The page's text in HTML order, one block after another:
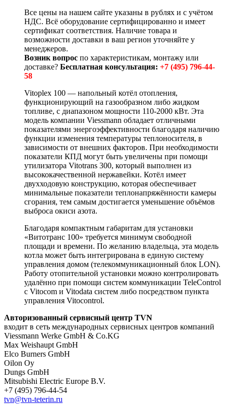
Все цены на нашем сайте указаны в рублях и с учётом
НДС. Всё оборудование сертифицированно и имеет
сертификат соответствия. Наличие товара и
возможности доставки в ваш регион уточняйте у
менеджеров.
Возник вопрос по характеристикам, монтажу или
доставке? Бесплатная консультация: +7 (495) 796-44-
58
Vitoplex 100 — напольный котёл отопления,
функционирующий на газообразном либо жидком
топливе, с диапазоном мощности 110-2000 кВт. Эта
модель компании Viessmann обладает отличными
показателями энергоэффективности благодаря наличию
функции изменения температуры теплоносителя, в
зависимости от внешних факторов. При необходимости
показатели КПД могут быть увеличены при помощи
утилизатора Vitotrans 300, который выполнен из
высококачественной нержавейки. Котёл имеет
двухходовую конструкцию, которая обеспечивает
минимальные показатели теплонапряжённости камеры
сгорания, тем самым достигается уменьшение объёмов
выброса окиси азота.
Благодаря компактным габаритам для установки
«Витотранс 100» требуется минимум свободной
площади и времени. По желанию владельца, эта модель
котла может быть интегрирована в единую систему
управления домом (телекоммуникационный блок LON).
Работу отопительной установки можно контролировать
удалённо при помощи систем коммуникации TeleControl
с Vitocom и Vitodata систем либо посредством пункта
управления Vitocontrol.
Авторизованный сервисный центр TVN
входит в сеть международных сервисных центров компаний
Viessmann Werke GmbH & Co.KG
Max Weishaupt GmbH
Elco Burners GmbH
Oilon Oy
Dungs GmbH
Mitsubishi Electric Europe B.V.
+7 (495) 796-44-54
tvn@tvn-teterin.ru